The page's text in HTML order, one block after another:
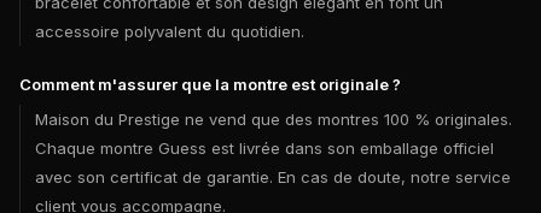
accessoire polyvalent du quotidien.
Comment m'assurer que la montre est originale ?
Maison du Prestige ne vend que des montres 100 % originales.
Chaque montre Guess est livrée dans son emballage officiel
avec son certificat de garantie. En cas de doute, notre service
client vous accompagne.